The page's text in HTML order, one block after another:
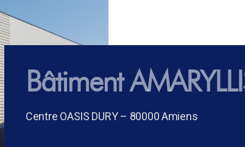
Bâtiment
Centre OASIS DURY – 80000 Amiens